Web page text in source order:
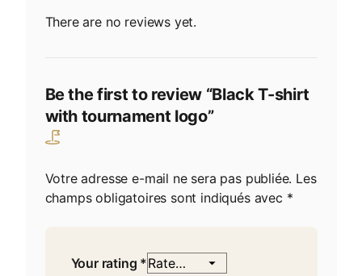
There are no reviews yet.
Be the first to review “Black T-shirt
with tournament logo”
Votre adresse e-mail ne sera pas publiée. Les
champs obligatoires sont indiqués avec *
Your rating *